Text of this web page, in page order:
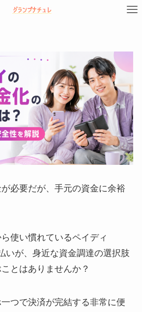
が必要だが、手元の資金に余裕
使い慣れているペイディ
いが、身近な資金調達の選択肢
とはありませんか？
つで決済が完結する非常に便